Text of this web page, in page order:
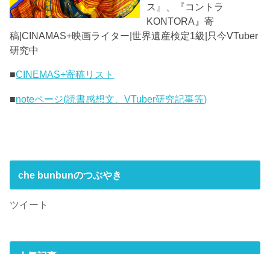
ス』、『コントラ
KONTORA』寄
稿|CINAMAS+映画ライター|世界遺産検定1級|只今VTuber
研究中
■CINEMAS+寄稿リスト
■noteページ(読書感想文、VTuber研究記事等)
che bunbunのつぶやき
ツイート